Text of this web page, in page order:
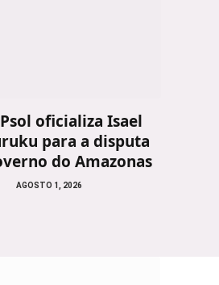
oficializa Isael
para a disputa
do Amazonas
AGOSTO 1, 2026